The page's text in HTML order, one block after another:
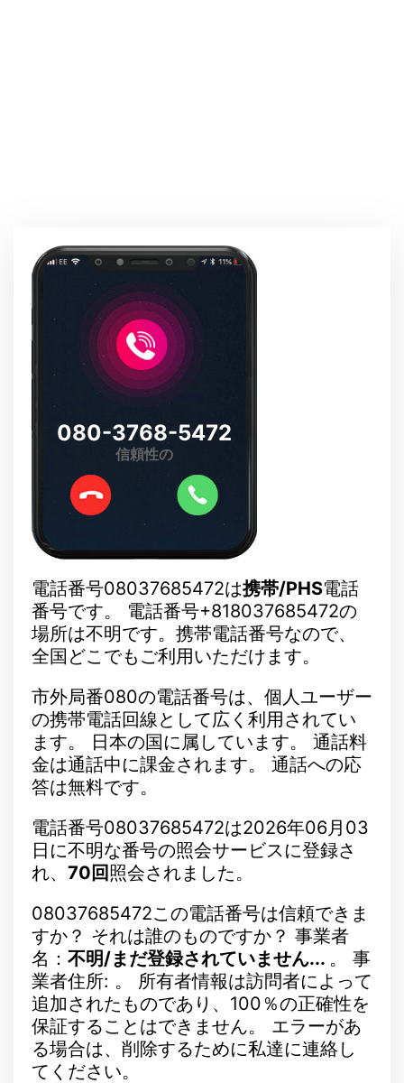
080-3768-5472
信頼性の
電話番号08037685472は携帯/PHS電話
番号です。 電話番号+818037685472の
場所は不明です。携帯電話番号なので、
全国どこでもご利用いただけます。
市外局番080の電話番号は、個人ユーザー
の携帯電話回線として広く利用されてい
ます。 日本の国に属しています。 通話料
金は通話中に課金されます。 通話への応
答は無料です。
電話番号08037685472は2026年06月03
日に不明な番号の照会サービスに登録さ
れ、 70回照会されました。
08037685472この電話番号は信頼できま
すか？ それは誰のものですか？ 事業者
名： 不明/まだ登録されていません... 。 事
業者住所: 。 所有者情報は訪問者によって
追加されたものであり、100％の正確性を
保証することはできません。 エラーがあ
る場合は、削除するために私達に連絡し
てください。